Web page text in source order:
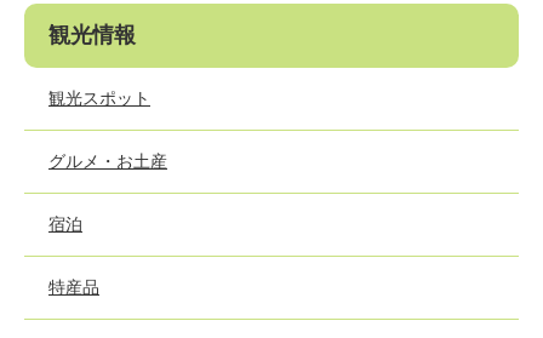
観光情報
観光スポット
グルメ・お土産
宿泊
特産品